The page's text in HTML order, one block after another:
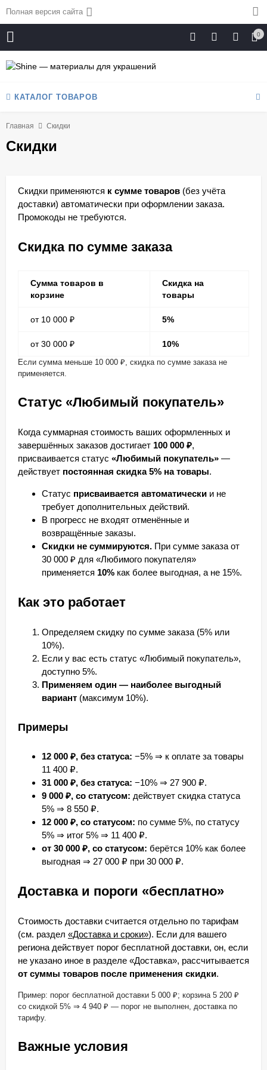
Полная версия сайта
0
КАТАЛОГ ТОВАРОВ
Главная Скидки
Скидки
Скидки применяются к сумме товаров (без учёта
доставки) автоматически при оформлении заказа.
Промокоды не требуются.
Скидка по сумме заказа
Сумма товаров в
корзине
Скидка на
товары
от 10 000 ₽ 5%
от 30 000 ₽ 10%
Если сумма меньше 10 000 ₽, скидка по сумме заказа не
применяется.
Статус «Любимый покупатель»
Когда суммарная стоимость ваших оформленных и
завершённых заказов достигает 100 000 ₽,
присваивается статус «Любимый покупатель» —
действует постоянная скидка 5% на товары.
Статус присваивается автоматически и не
требует дополнительных действий.
В прогресс не входят отменённые и
возвращённые заказы.
Скидки не суммируются. При сумме заказа от
30 000 ₽ для «Любимого покупателя»
применяется 10% как более выгодная, а не 15%.
Как это работает
Определяем скидку по сумме заказа (5% или
10%).
Если у вас есть статус «Любимый покупатель»,
доступно 5%.
Применяем один — наиболее выгодный
вариант (максимум 10%).
Примеры
12 000 ₽, без статуса: −5% ⇒ к оплате за товары
11 400 ₽.
31 000 ₽, без статуса: −10% ⇒ 27 900 ₽.
9 000 ₽, со статусом: действует скидка статуса
5% ⇒ 8 550 ₽.
12 000 ₽, со статусом: по сумме 5%, по статусу
5% ⇒ итог 5% ⇒ 11 400 ₽.
от 30 000 ₽, со статусом: берётся 10% как более
выгодная ⇒ 27 000 ₽ при 30 000 ₽.
Доставка и пороги «бесплатно»
Стоимость доставки считается отдельно по тарифам
(см. раздел «Доставка и сроки»). Если для вашего
региона действует порог бесплатной доставки, он, если
не указано иное в разделе «Доставка», рассчитывается
от суммы товаров после применения скидки.
Пример: порог бесплатной доставки 5 000 ₽; корзина 5 200 ₽
со скидкой 5% ⇒ 4 940 ₽ — порог не выполнен, доставка по
тарифу.
Важные условия